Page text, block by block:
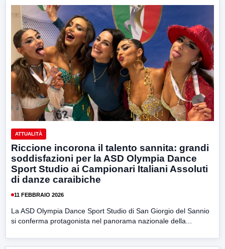
ATTUALITÀ
Riccione incorona il talento sannita: grandi
soddisfazioni per la ASD Olympia Dance
Sport Studio ai Campionari Italiani Assoluti
di danze caraibiche
11 FEBBRAIO 2026
La ASD Olympia Dance Sport Studio di San Giorgio del Sannio
si conferma protagonista nel panorama nazionale della...